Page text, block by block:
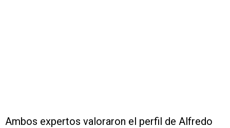
Ambos expertos valoraron el perfil de Alfredo